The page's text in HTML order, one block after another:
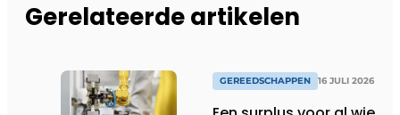
Gerelateerde artikelen
GEREEDSCHAPPEN 16 JULI 2026